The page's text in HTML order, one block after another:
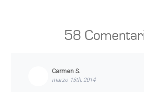
declaren todos sus
58
Carmen S.
marzo 13th, 2014